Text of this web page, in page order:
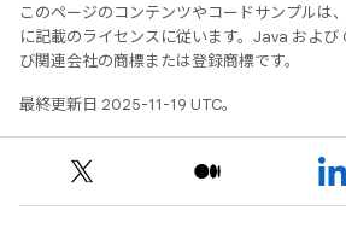
このページのコンテンツやコードサンプルは、
に記載のライセンスに従います。Java およ
び関連会社の商標または登録商標です。
最終更新日 2025-11-19 UTC。